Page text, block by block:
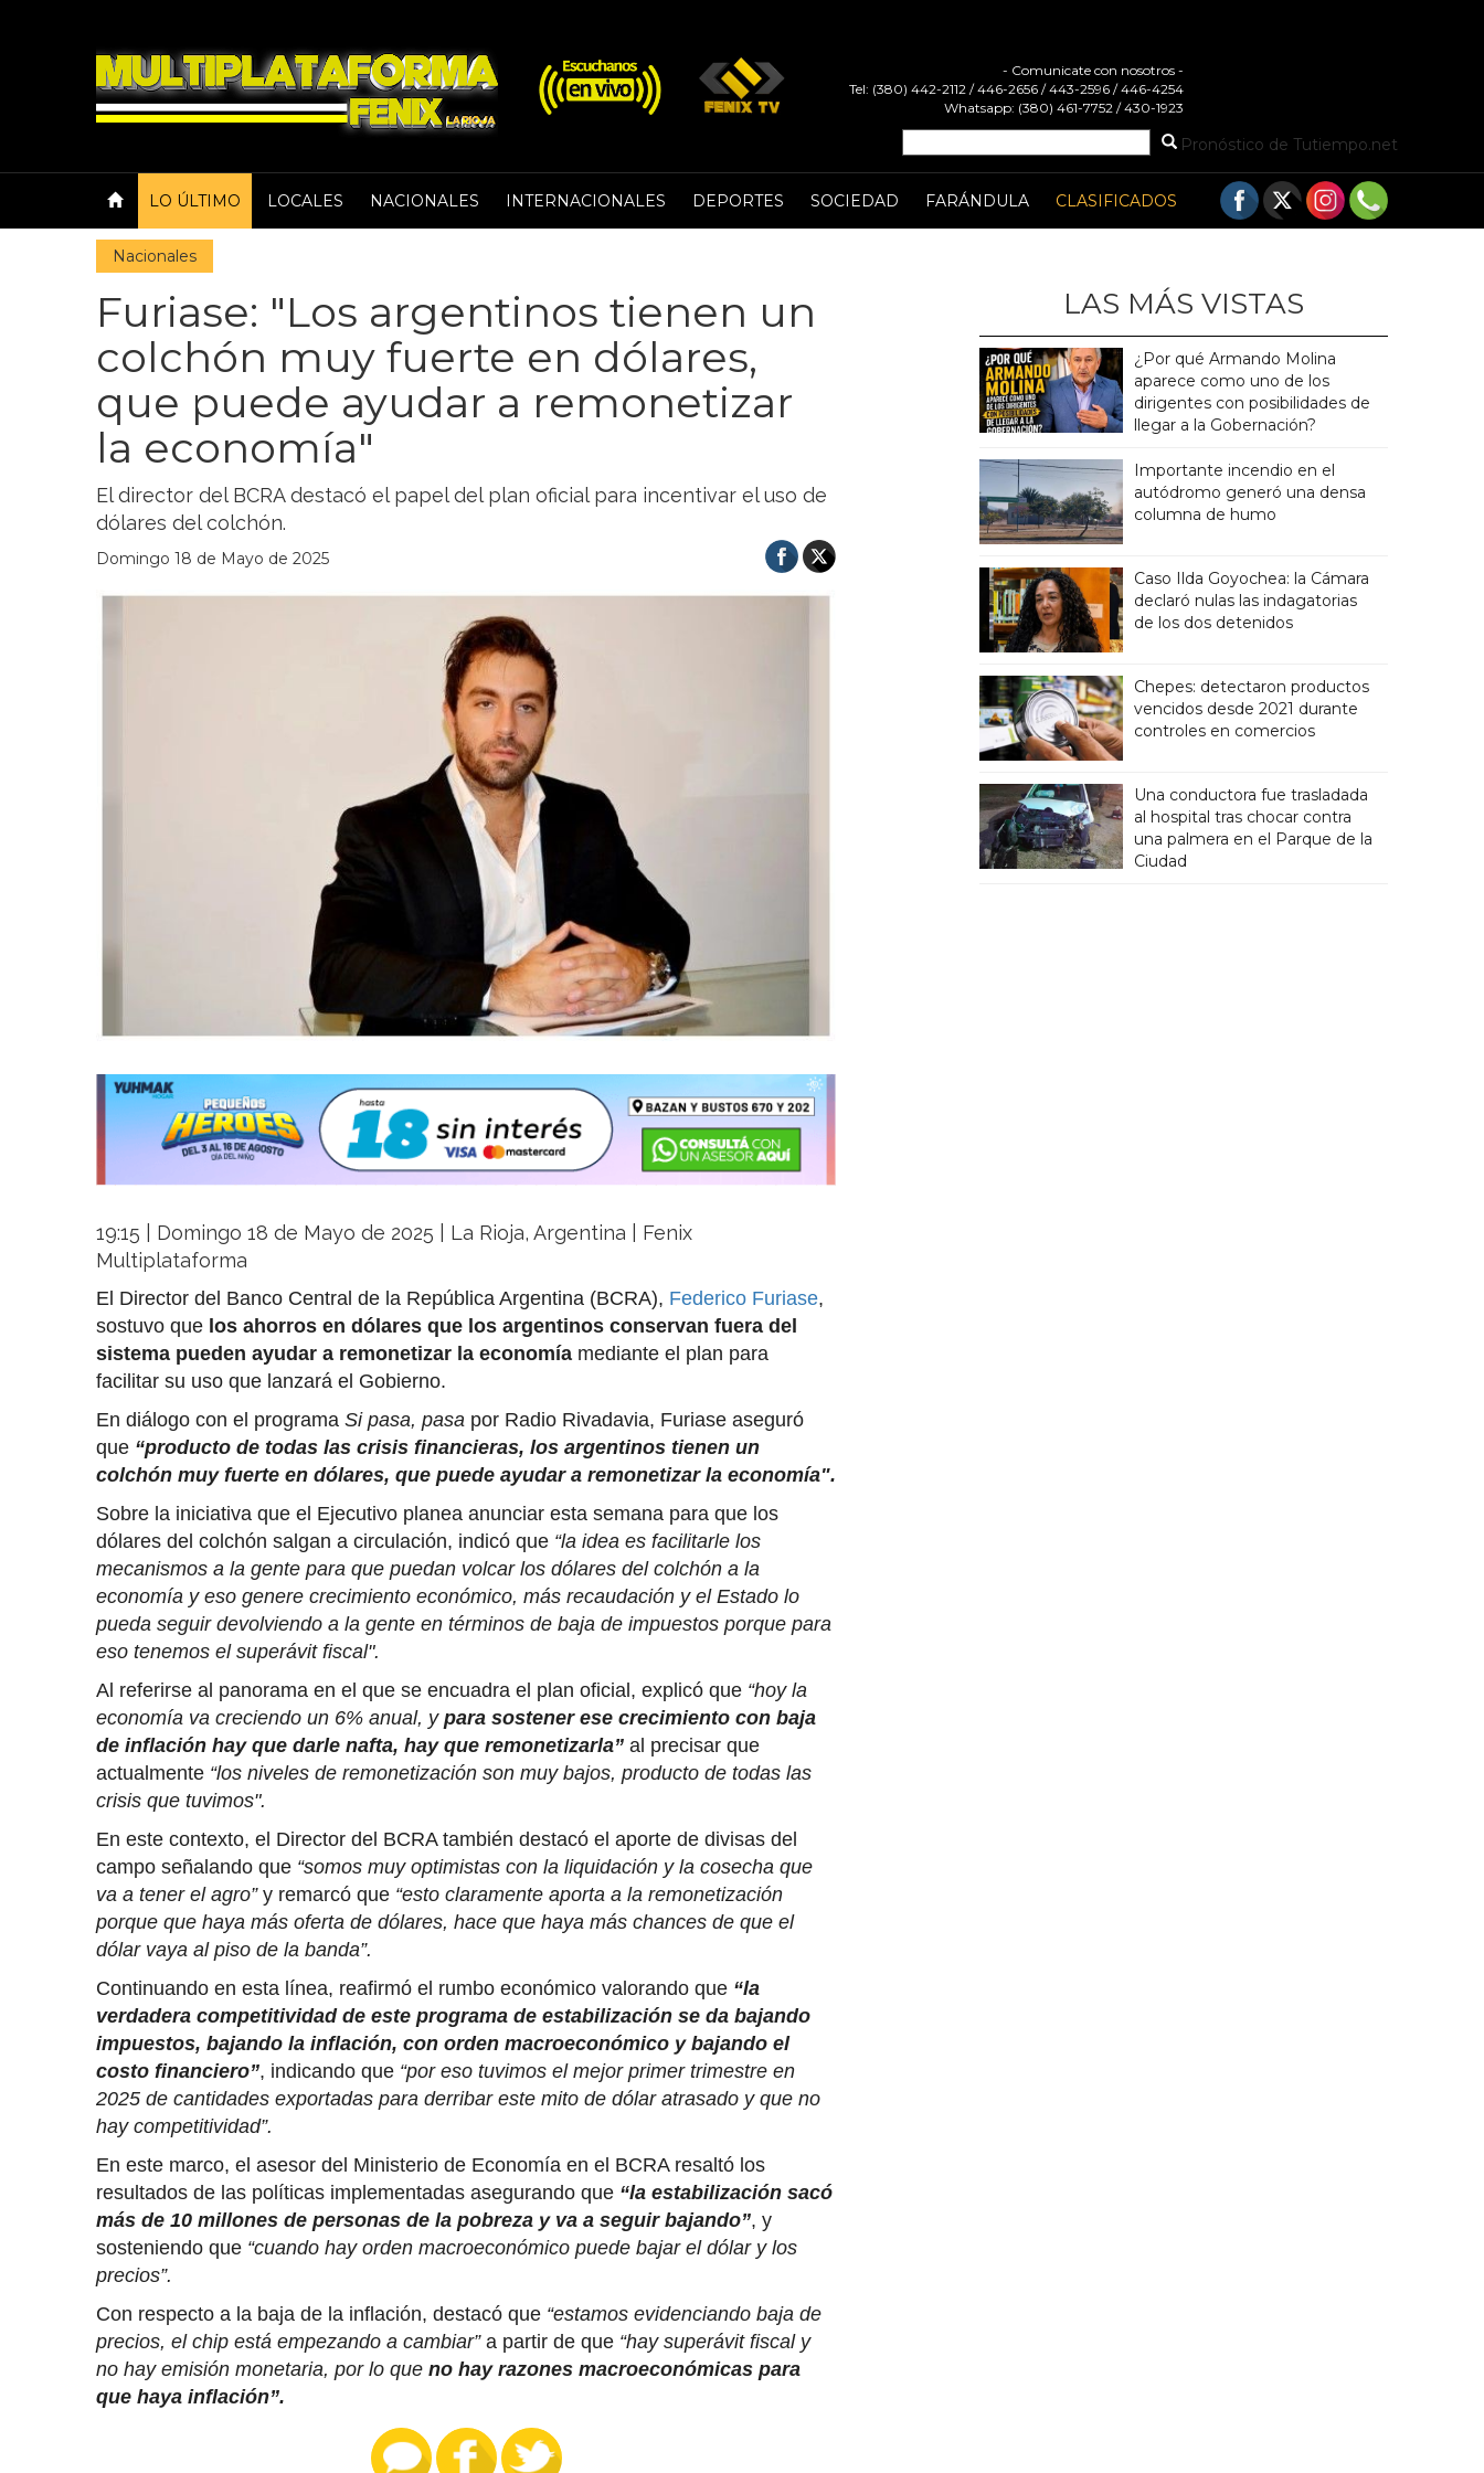
- Comunicate con nosotros -
Tel: (380) 442-2112 / 446-2656 / 443-2596 / 446-4254
Whatsapp: (380) 461-7752 / 430-1923
Pronóstico de Tutiempo.net
LO ÚLTIMO LOCALES NACIONALES INTERNACIONALES DEPORTES SOCIEDAD FARÁNDULA CLASIFICADOS
Nacionales
Furiase: "Los argentinos tienen un
colchón muy fuerte en dólares,
que puede ayudar a remonetizar
la economía"
El director del BCRA destacó el papel del plan oficial para incentivar el uso de
dólares del colchón.
Domingo 18 de Mayo de 2025
19:15 | Domingo 18 de Mayo de 2025 | La Rioja, Argentina | Fenix
Multiplataforma
El Director del Banco Central de la República Argentina (BCRA), Federico Furiase,
sostuvo que los ahorros en dólares que los argentinos conservan fuera del
sistema pueden ayudar a remonetizar la economía mediante el plan para
facilitar su uso que lanzará el Gobierno.
En diálogo con el programa Si pasa, pasa por Radio Rivadavia, Furiase aseguró
que “producto de todas las crisis financieras, los argentinos tienen un
colchón muy fuerte en dólares, que puede ayudar a remonetizar la economía".
Sobre la iniciativa que el Ejecutivo planea anunciar esta semana para que los
dólares del colchón salgan a circulación, indicó que “la idea es facilitarle los
mecanismos a la gente para que puedan volcar los dólares del colchón a la
economía y eso genere crecimiento económico, más recaudación y el Estado lo
pueda seguir devolviendo a la gente en términos de baja de impuestos porque para
eso tenemos el superávit fiscal".
Al referirse al panorama en el que se encuadra el plan oficial, explicó que “hoy la
economía va creciendo un 6% anual, ypara sostener ese crecimiento con baja
de inflación hay que darle nafta, hay que remonetizarla” al precisar que
actualmente “los niveles de remonetización son muy bajos, producto de todas las
crisis que tuvimos".
En este contexto, el Director del BCRA también destacó el aporte de divisas del
campo señalando que “somos muy optimistas con la liquidación y la cosecha que
va a tener el agro”y remarcó que “esto claramente aporta a la remonetización
porque que haya más oferta de dólares, hace que haya más chances de que el
dólar vaya al piso de la banda”.
Continuando en esta línea, reafirmó el rumbo económico valorando que “la
verdadera competitividad de este programa de estabilización se da bajando
impuestos, bajando la inflación, con orden macroeconómico y bajando el
costo financiero”, indicando que “por eso tuvimos el mejor primer trimestre en
2025 de cantidades exportadas para derribar este mito de dólar atrasado y que no
hay competitividad”.
En este marco, el asesor del Ministerio de Economía en el BCRA resaltó los
resultados de las políticas implementadas asegurando que “la estabilización sacó
más de 10 millones de personas de la pobreza y va a seguir bajando”, y
sosteniendo que “cuando hay orden macroeconómico puede bajar el dólar y los
precios”.
Con respecto a la baja de la inflación, destacó que “estamos evidenciando baja de
precios, el chip está empezando a cambiar”a partir de que “hay superávit fiscal y
no hay emisión monetaria, por lo que no hay razones macroeconómicas para
que haya inflación”.
LAS MÁS VISTAS
¿Por qué Armando Molina
aparece como uno de los
dirigentes con posibilidades de
llegar a la Gobernación?
Importante incendio en el
autódromo generó una densa
columna de humo
Caso Ilda Goyochea: la Cámara
declaró nulas las indagatorias
de los dos detenidos
Chepes: detectaron productos
vencidos desde 2021 durante
controles en comercios
Una conductora fue trasladada
al hospital tras chocar contra
una palmera en el Parque de la
Ciudad